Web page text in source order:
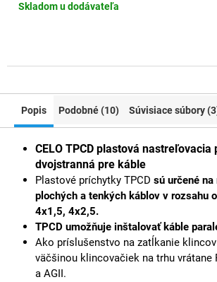
Skladom u dodávateľa
Popis Podobné (10) Súvisiace súbory
CELO TPCD plastová nastreľovacia
dvojstranná pre káble
Plastové príchytky TPCD sú určené
plochých a tenkých káblov v rozsahu
4x1,5, 4x2,5.
TPCD umožňuje inštalovať káble
Ako príslušenstvo na zatĺkanie
väčšinou klincovačiek na trhu vrátane
a AGII.